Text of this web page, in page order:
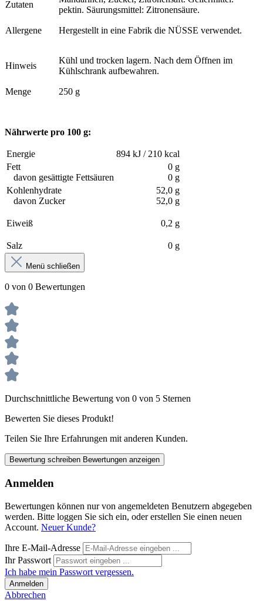
Zutaten
pektin. Säurungsmittel: Zitronensäure.
Allergene Hergestellt in eine Fabrik die NÜSSE verwendet.
Hinweis
Kühl und trocken lagern. Nach dem Öffnen im
Kühlschrank aufbewahren.
Menge 250 g
Nährwerte pro 100 g:
Energie
894 kJ / 210 kcal
Fett
davon gesättigte Fettsäuren
0 g
0 g
Kohlenhydrate
davon Zucker
52,0 g
52,0 g
Eiweiß 0,2 g
Salz 0 g
Menü schließen
0 von 0 Bewertungen
Durchschnittliche Bewertung von 0 von 5 Sternen
Bewerten Sie dieses Produkt!
Teilen Sie Ihre Erfahrungen mit anderen Kunden.
Bewertung schreiben Bewertungen anzeigen
Anmelden
Bewertungen können nur von angemeldeten Benutzern abgegeben
werden. Bitte loggen Sie sich ein, oder erstellen Sie einen neuen
Account. Neuer Kunde?
Ihre E-Mail-Adresse
Ihr Passwort
Ich habe mein Passwort vergessen.
Anmelden
Abbrechen